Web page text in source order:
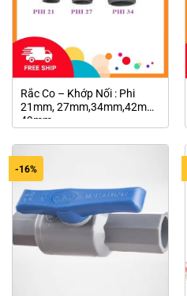
Rắc Co – Khớp Nối : Phi
21mm, 27mm,34mm,42mm,
49mm
-16%